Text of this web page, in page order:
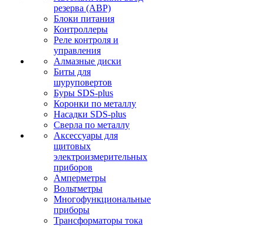
резерва (АВР)
Блоки питания
Контроллеры
Реле контроля и
управления
Алмазные диски
Биты для
шуруповертов
Буры SDS-plus
Коронки по металлу
Насадки SDS-plus
Сверла по металлу
Аксессуары для
щитовых
электроизмерительных
приборов
Амперметры
Вольтметры
Многофункциональные
приборы
Трансформаторы тока